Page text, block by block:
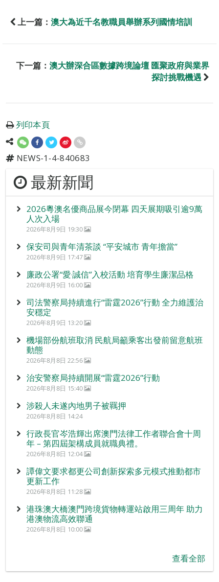
上一篇： 澳大為近千名教職員舉辦系列國情培訓
下一篇： 澳大辦深合區數據跨境論壇 匯聚政府與業界
探討挑戰機遇
列印本頁
NEWS-1-4-840683
最新新聞
2026粵澳名優商品展今閉幕 四天展期吸引逾9萬
人次入場
2026年8月9日 19:30
保安司與青年清茶談 “平安城市 青年擔當”
2026年8月9日 17:47
廉政公署“愛‧誠信”入校活動 培育學生廉潔品格
2026年8月9日 16:00
司法警察局持續進行“雷霆2026”行動 全力維護治
安穩定
2026年8月9日 13:20
機場部份航班取消 民航局籲乘客出發前留意航班
動態
2026年8月8日 22:56
治安警察局持續開展“雷霆2026”行動
2026年8月8日 15:40
涉殺人未遂內地男子被羈押
2026年8月8日 14:24
行政長官岑浩輝出席澳門法律工作者聯合會十周
年 – 第四屆架構成員就職典禮。
2026年8月8日 12:04
譚偉文要求都更公司創新探索多元模式推動都市
更新工作
2026年8月8日 11:28
港珠澳大橋澳門跨境貨物轉運站啟用三周年 助力
港澳物流高效聯通
2026年8月8日 10:00
查看全部